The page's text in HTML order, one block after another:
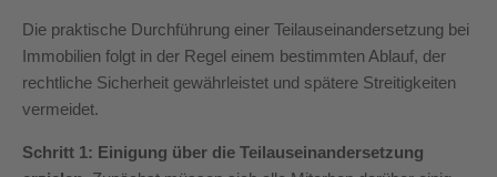
Die praktische Durchführung einer Teilauseinandersetzung bei
Immobilien folgt in der Regel einem bestimmten Ablauf, der
rechtliche Sicherheit gewährleistet und spätere Streitigkeiten
vermeidet.
Schritt 1: Einigung über die Teilauseinandersetzung